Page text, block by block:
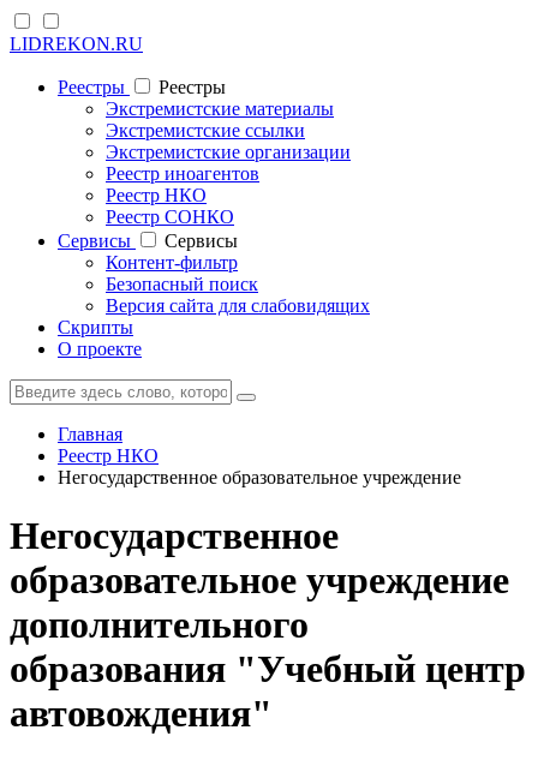
LIDREKON.RU
Реестры
Реестры
Экстремистские материалы
Экстремистские ссылки
Экстремистские организации
Реестр иноагентов
Реестр НКО
Реестр СОНКО
Cервисы
Cервисы
Контент-фильтр
Безопасный поиск
Версия сайта для слабовидящих
Скрипты
О проекте
Главная
Реестр НКО
Негосударственное образовательное учреждение
Негосударственное
образовательное учреждение
дополнительного
образования "Учебный центр
автовождения"